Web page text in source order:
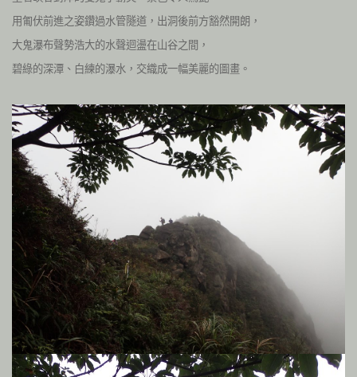
用匍伏前進之姿鑽過水管隧道，出洞後前方豁然開朗，
大鬼瀑布聲勢浩大的水聲迴盪在山谷之間，
碧綠的深潭、白練的瀑水，交織成一幅美麗的圖畫。